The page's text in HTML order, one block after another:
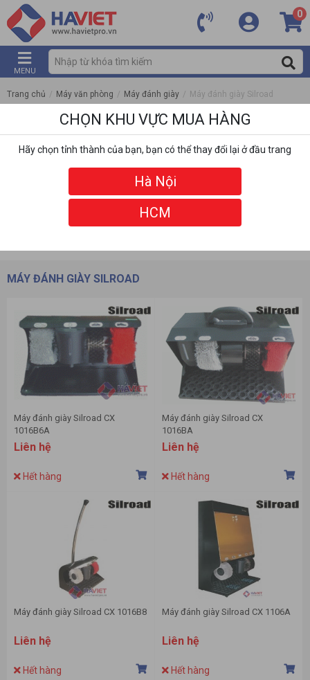
0
MENU
Trang chủ / Máy văn phòng / Máy đánh giày / Máy đánh giày Silroad
MÁY ĐÁNH GIÀY SILROAD
Máy đánh giày Silroad CX
1016B6A
Liên hệ
Hết hàng
Máy đánh giày Silroad CX
1016BA
Liên hệ
Hết hàng
Máy đánh giày Silroad CX 1016B8
Liên hệ
Hết hàng
Máy đánh giày Silroad CX 1106A
Liên hệ
Hết hàng
CHỌN KHU VỰC MUA HÀNG
Hãy chọn tỉnh thành của bạn, bạn có thể thay đổi lại ở đầu trang
Hà Nội
HCM